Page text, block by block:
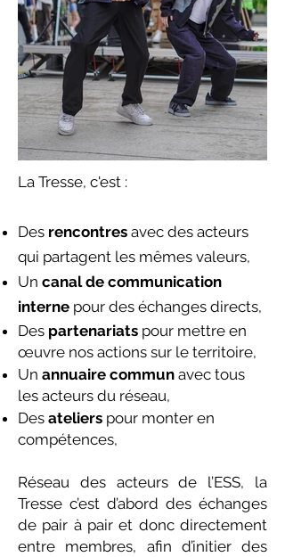
La Tresse, c'est :
Des rencontres avec des acteurs
qui partagent les mêmes valeurs,
Un canal de communication
interne pour des échanges directs,
Des partenariats pour mettre en
œuvre nos actions sur le territoire,
Un annuaire commun avec tous
les acteurs du réseau,
Des ateliers pour monter en
compétences,
Réseau des acteurs de l’ESS, la
Tresse c’est d’abord des échanges
de pair à pair et donc directement
entre membres, afin d’initier des